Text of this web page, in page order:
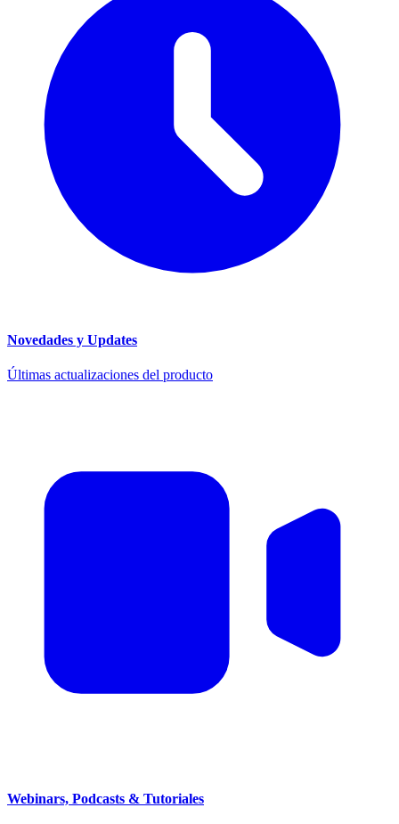
Novedades y Updates
Últimas actualizaciones del producto
Webinars, Podcasts & Tutoriales